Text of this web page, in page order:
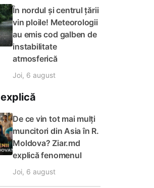
În nordul și centrul țării
vin ploile! Meteorologii
au emis cod galben de
instabilitate
atmosferică
Joi, 6 august
De ce vin tot mai mulți
muncitori din Asia în R.
Moldova? Ziar.md
explică fenomenul
Joi, 6 august